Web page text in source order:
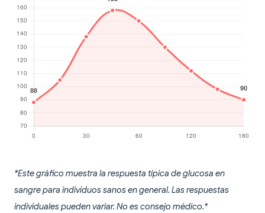
*Este gráfico muestra la respuesta típica de glucosa en
sangre para individuos sanos en general. Las respuestas
individuales pueden variar. No es consejo médico.*